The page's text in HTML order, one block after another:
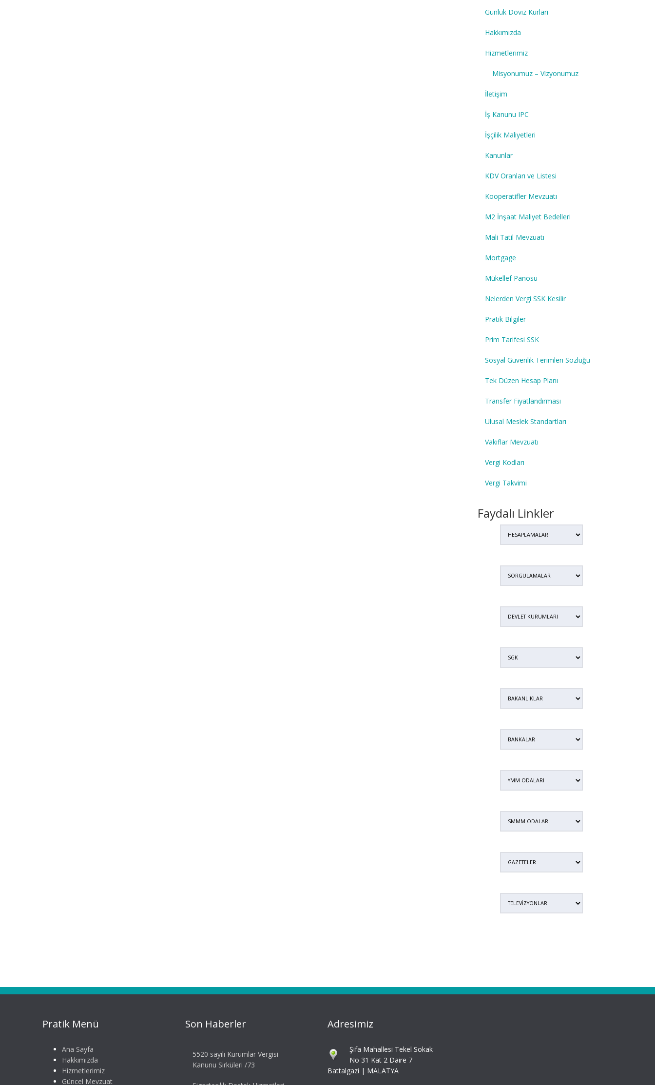
Günlük Döviz Kurları
Hakkımızda
Hizmetlerimiz
Misyonumuz – Vizyonumuz
İletişim
İş Kanunu IPC
İşçilik Maliyetleri
Kanunlar
KDV Oranları ve Listesi
Kooperatifler Mevzuatı
M2 İnşaat Maliyet Bedelleri
Mali Tatil Mevzuatı
Mortgage
Mükellef Panosu
Nelerden Vergi SSK Kesilir
Pratik Bilgiler
Prim Tarifesi SSK
Sosyal Güvenlik Terimleri Sözlüğü
Tek Düzen Hesap Planı
Transfer Fiyatlandırması
Ulusal Meslek Standartları
Vakıflar Mevzuatı
Vergi Kodları
Vergi Takvimi
Faydalı Linkler
Pratik Menü
Ana Sayfa
Hakkımızda
Hizmetlerimiz
Güncel Mevzuat
Son Haberler
5520 sayılı Kurumlar Vergisi
Kanunu Sirküleri /73
Adresimiz
Şifa Mahallesi Tekel Sokak
No 31 Kat 2 Daire 7
Battalgazi | MALATYA